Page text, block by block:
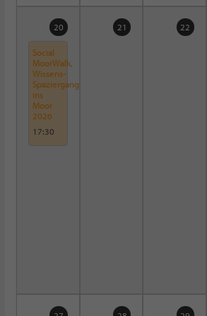
20
Social
MoorWalk,
Wissens-
Spaziergang
ins
Moor
2026
17:30
21 22